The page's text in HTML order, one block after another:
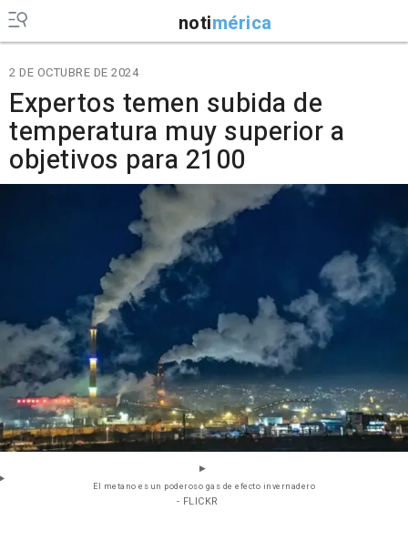
notimérica
2 DE OCTUBRE DE 2024
Expertos temen subida de
temperatura muy superior a
objetivos para 2100
El metano es un poderoso gas de efecto invernadero
- FLICKR